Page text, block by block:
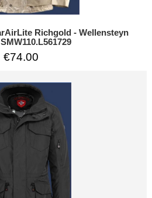
Richgold - Wellensteyn
€74.00